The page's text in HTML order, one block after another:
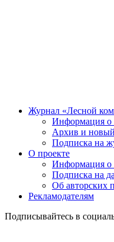
Журнал «Лесной
Информация о
Архив и
Подписка на
О проекте
Информация о
Подписка на
Об авторских
Рекламодателям
Подписывайтесь в